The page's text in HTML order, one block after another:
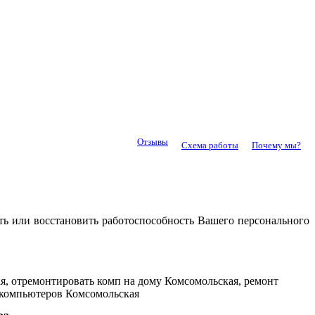
Отзывы Почему мы?
Схема работы
восстановить работоспособность Вашего персонального